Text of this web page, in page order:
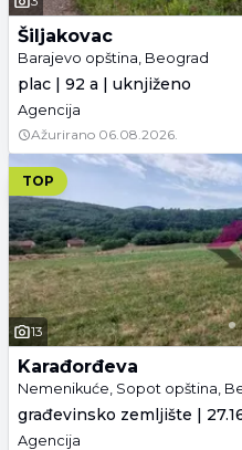
Šiljakovac
Barajevo opština, Beograd
plac | 92 a | uknjiženo
Agencija
Ažurirano 06.08.2026.
TOP
13
Karađorđeva
Nemenikuće, Sopot opština,
Agencija